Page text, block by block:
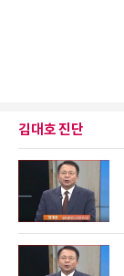
김대호 진단